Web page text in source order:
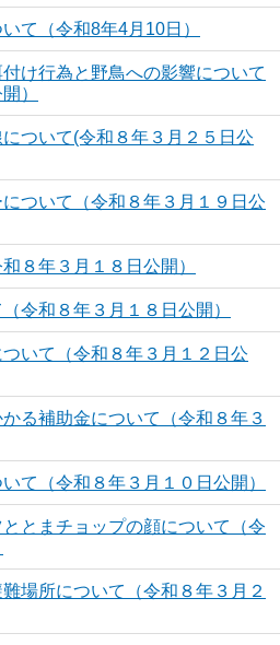
て（令和8年4月10日）
け行為と野鳥への影響について
）
ついて(令和８年３月２５日公
ついて（令和８年３月１９日公
８年３月１８日公開）
令和８年３月１８日公開）
いて（令和８年３月１２日公
る補助金について（令和８年３
て（令和８年３月１０日公開）
とまチョップの顔について（令
場所について（令和８年３月２